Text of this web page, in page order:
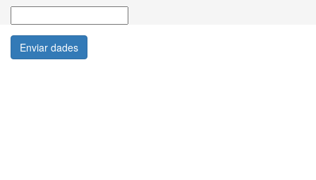
Enviar dades